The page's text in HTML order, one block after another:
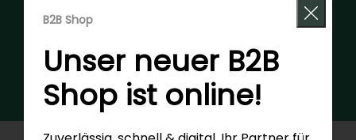
B2B Shop
Unser neuer B2B
Shop ist online!